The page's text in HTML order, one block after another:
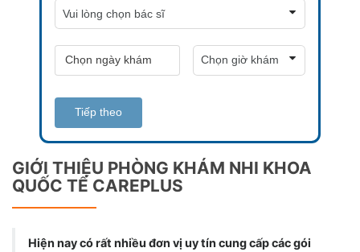
Tiếp theo
GIỚI THIỆU PHÒNG KHÁM NHI KHOA
QUỐC TẾ CAREPLUS
Hiện nay có rất nhiều đơn vị uy tín cung cấp các gói